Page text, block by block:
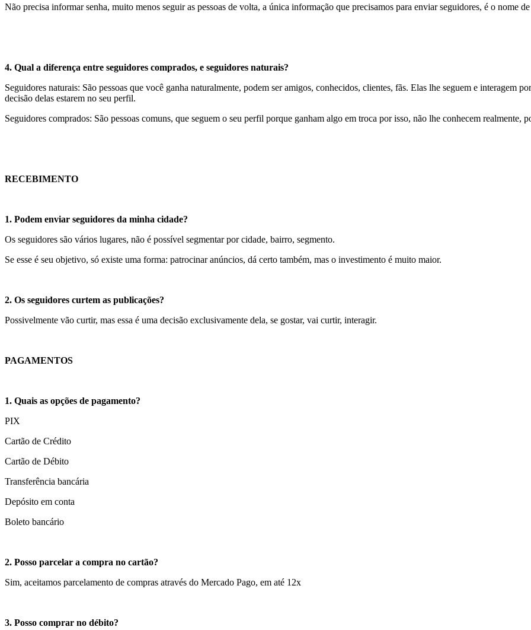
Não precisa informar senha, muito menos seguir as pessoas de volta, a única informação que precisamos para enviar seguidores, é o nome
4. Qual a diferença entre seguidores comprados, e seguidores naturais?
Seguidores naturais: São pessoas que você ganha naturalmente, podem ser amigos, conhecidos, clientes, fãs. Elas lhe seguem e interagem
decisão delas estarem no seu perfil.
Seguidores comprados: São pessoas comuns, que seguem o seu perfil porque ganham algo em troca por isso, não lhe conhecem realmente,
RECEBIMENTO
1. Podem enviar seguidores da minha cidade?
Os seguidores são vários lugares, não é possível segmentar por cidade, bairro, segmento.
Se esse é seu objetivo, só existe uma forma: patrocinar anúncios, dá certo também, mas o investimento é muito maior.
2. Os seguidores curtem as publicações?
Possivelmente vão curtir, mas essa é uma decisão exclusivamente dela, se gostar, vai curtir, interagir.
PAGAMENTOS
1. Quais as opções de pagamento?
PIX
Cartão de Crédito
Cartão de Débito
Transferência bancária
Depósito em conta
Boleto bancário
2. Posso parcelar a compra no cartão?
Sim, aceitamos parcelamento de compras através do Mercado Pago, em até 12x
3. Posso comprar no débito?